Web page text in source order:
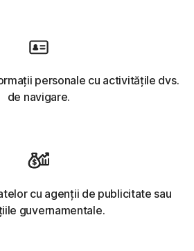
personale cu activitățile dvs.
de navigare.
cu agenții de publicitate sau
guvernamentale.